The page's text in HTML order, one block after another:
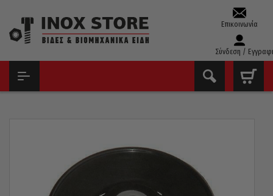
Επικοινωνία
Σύνδεση /